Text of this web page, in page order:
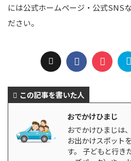
には公式ホームページ・公式SNS
ださい。
この記事を書いた人
おでかけひまじ
おでかけひまじは
お出かけスポット
す。 子どもと行き